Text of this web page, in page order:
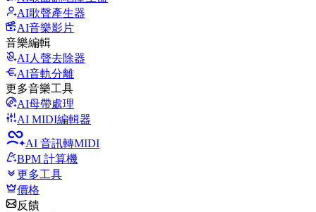
AI歌聲產生器
AI音樂影片
音樂編輯
AI人聲去除器
AI音軌分離
更多音樂工具
AI母帶處理
AI MIDI編輯器
AI 音訊轉MIDI
BPM 計算機
更多工具
價格
反饋